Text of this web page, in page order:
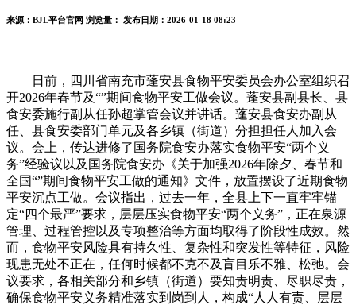
来源：BJL平台官网 浏览量： 发布日期：2026-01-18 08:23
日前，四川省南充市蓬安县食物平安委员会办公室组织召
开2026年春节及“”期间食物平安工做会议。蓬安县副县长、县
食安委施行副从任孙超掌管会议并讲话。蓬安县食安办副从
任、县食安委部门单元及各乡镇（街道）分担担任人加入会
议。会上，传达进修了国务院食安办落实食物平安“两个义
务”经验议以及国务院食安办《关于加强2026年除夕、春节和
全国“”期间食物平安工做的通知》文件，放置摆设了近期食物
平安沉点工做。会议指出，过去一年，全县上下一直牢牢锚
定“四个最严”要求，层层压实食物平安“两个义务”，正在泉源
管理、过程管控以及专项整治等方面均取得了阶段性成效。然
而，食物平安风险具有持久性、复杂性和突发性等特征，风险
现患无处不正在，任何时候都不克不及盲目乐不雅、松弛。会
议要求，各相关部分和乡镇（街道）要知责明责、尽职尽责，
确保食物平安义务精准落实到岗到人，构成“人人有责、层层